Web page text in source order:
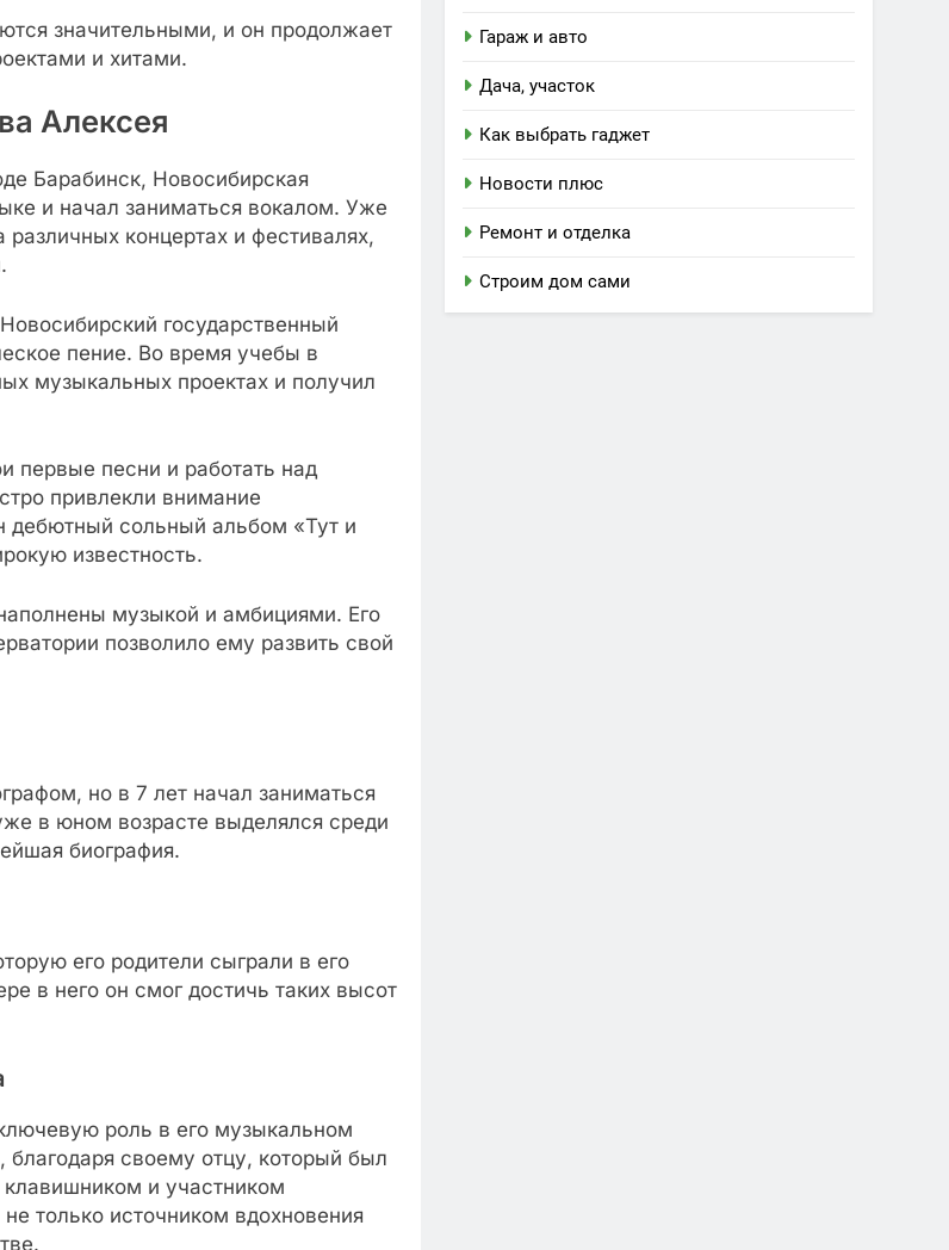
значительными, и он продолжает
и хитами.
Алексея
Барабинск, Новосибирская
и начал заниматься вокалом. Уже
концертах и фестивалях,
государственный
пение. Во время учебы в
музыкальных проектах и получил
первые песни и работать над
привлекли внимание
сольный альбом «Тут и
известность.
музыкой и амбициями. Его
позволило ему развить свой
но в 7 лет начал заниматься
в юном возрасте выделялся среди
биография.
его родители сыграли в его
в него он смог достичь таких высот
роль в его музыкальном
своему отцу, который был
и участником
только источником вдохновения
Гараж и авто
Дача, участок
Как выбрать гаджет
Новости плюс
Ремонт и отделка
Строим дом сами